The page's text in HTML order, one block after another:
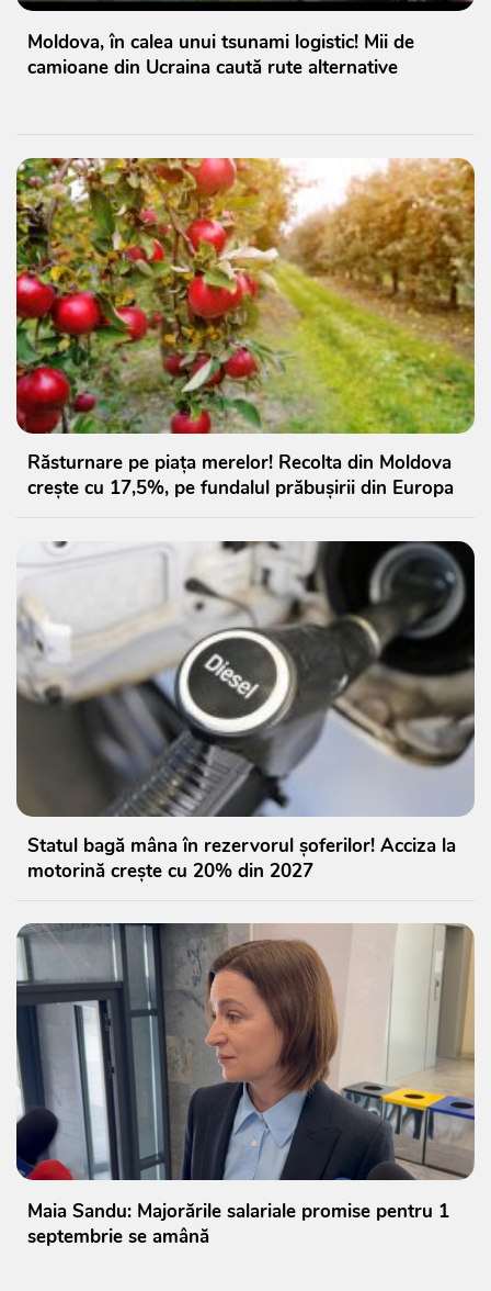
Moldova, în calea unui tsunami logistic! Mii de
camioane din Ucraina caută rute alternative
Răsturnare pe piața merelor! Recolta din Moldova
crește cu 17,5%, pe fundalul prăbușirii din Europa
Statul bagă mâna în rezervorul șoferilor! Acciza la
motorină crește cu 20% din 2027
Maia Sandu: Majorările salariale promise pentru 1
septembrie se amână